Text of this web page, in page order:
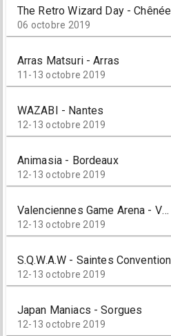
The Retro Wizard Day - Chênée
06 octobre 2019
Arras Matsuri - Arras
11-13 octobre 2019
WAZABI - Nantes
12-13 octobre 2019
Animasia - Bordeaux
12-13 octobre 2019
Valenciennes Game Arena - Valenciennes
12-13 octobre 2019
S.Q.W.A.W - Saintes Convention
12-13 octobre 2019
Japan Maniacs - Sorgues
12-13 octobre 2019